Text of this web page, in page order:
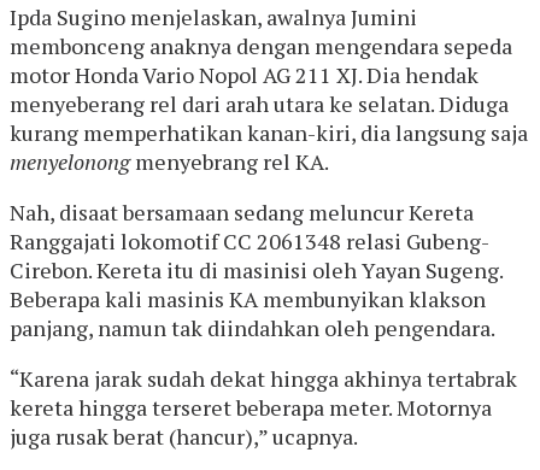
Ipda Sugino menjelaskan, awalnya Jumini
membonceng anaknya dengan mengendara sepeda
motor Honda Vario Nopol AG 211 XJ. Dia hendak
menyeberang rel dari arah utara ke selatan. Diduga
kurang memperhatikan kanan-kiri, dia langsung saja
menyelonongmenyebrang rel KA.
Nah, disaat bersamaan sedang meluncur Kereta
Ranggajati lokomotif CC 2061348 relasi Gubeng-
Cirebon. Kereta itu di masinisi oleh Yayan Sugeng.
Beberapa kali masinis KA membunyikan klakson
panjang, namun tak diindahkan oleh pengendara.
“Karena jarak sudah dekat hingga akhinya tertabrak
kereta hingga terseret beberapa meter. Motornya
juga rusak berat (hancur),” ucapnya.